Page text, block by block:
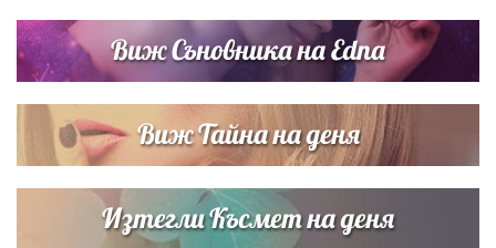
Виж Съновника на Edna
Виж Тайна на деня
Изтегли Късмет на деня